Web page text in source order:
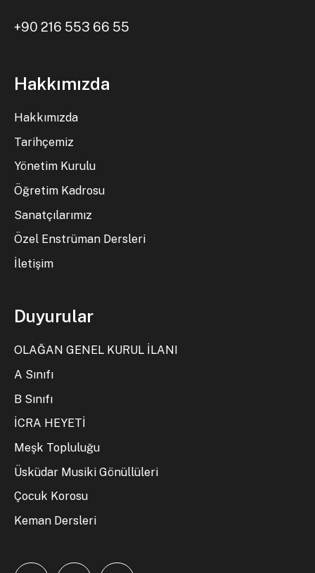
+90 216 553 66 55
Hakkımızda
Hakkımızda
Tarihçemiz
Yönetim Kurulu
Öğretim Kadrosu
Sanatçılarımız
Özel Enstrüman Dersleri
İletişim
Duyurular
OLAĞAN GENEL KURUL İLANI
A Sınıfı
B Sınıfı
İCRA HEYETİ
Meşk Topluluğu
Üsküdar Musiki Gönüllüleri
Çocuk Korosu
Keman Dersleri